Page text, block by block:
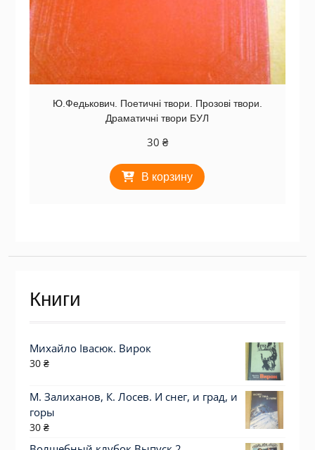
Ю.Федькович. Поетичні твори. Прозові твори.
Драматичні твори БУЛ
30 ₴
В корзину
Книги
Михайло Івасюк. Вирок
30 ₴
М. Залиханов, К. Лосев. И снег, и град, и
горы
30 ₴